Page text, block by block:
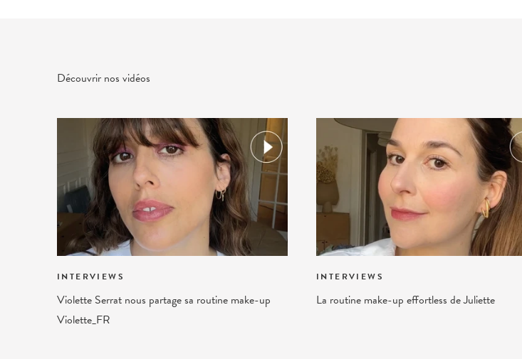
Découvrir nos vidéos
INTERVIEWS
Violette Serrat nous partage sa routine make-up
Violette_FR
INTERVIEWS
La routine make-up effortless de Juliette